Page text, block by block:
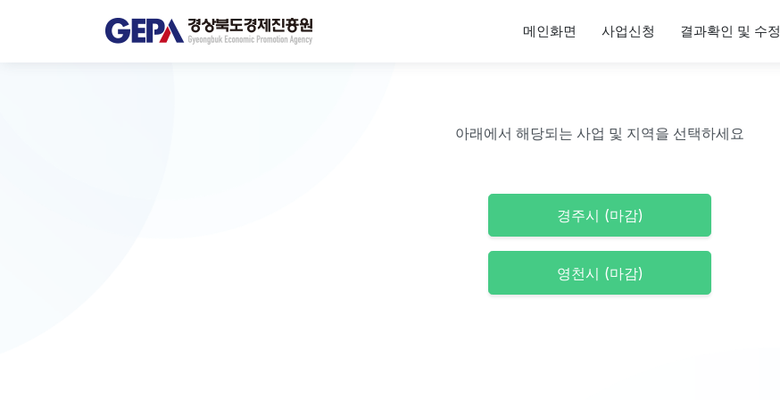
메인화면 사업신청 결과확인 및 수정
아래에서 해당되는 사업 및 지역을 선택하세요
경주시 (마감)
영천시 (마감)